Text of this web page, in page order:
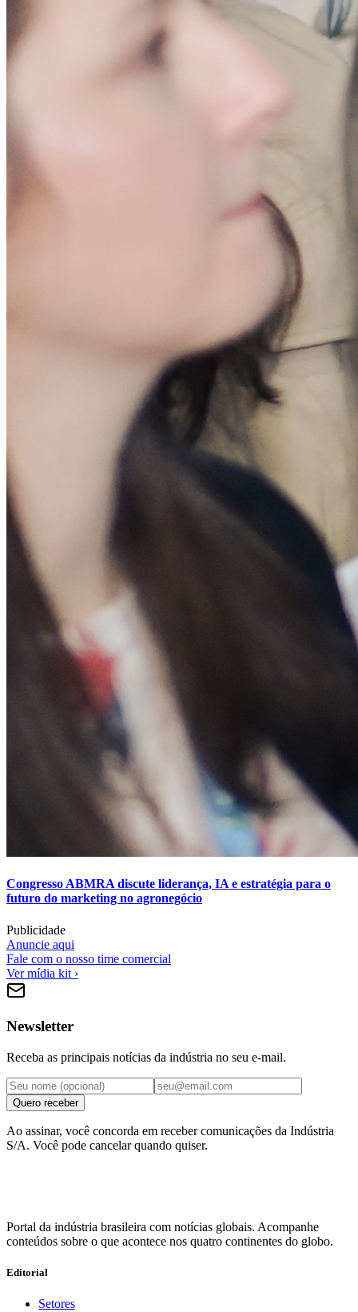
Congresso ABMRA discute liderança, IA e estratégia para o
futuro do marketing no agronegócio
Publicidade
Anuncie aqui
Fale com o nosso time comercial
Ver mídia kit ›
Newsletter
Receba as principais notícias da indústria no seu e-mail.
Quero receber
Ao assinar, você concorda em receber comunicações da Indústria
S/A. Você pode cancelar quando quiser.
Portal da indústria brasileira com notícias globais. Acompanhe
conteúdos sobre o que acontece nos quatro continentes do globo.
Editorial
Setores